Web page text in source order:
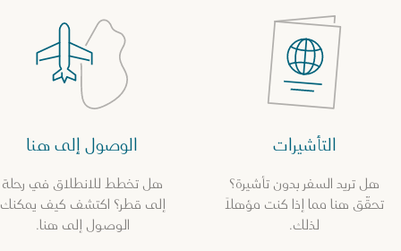
التأشيرات
هل تريد السفر بدون تأشيرة؟
تحقّق هنا مما إذا كنت مؤهلاً
لذلك.
الوصول إلى هنا
هل تخطط للانطلاق في رحلة
إلى قطر؟ اكتشف كيف يمكنك
الوصول إلى هنا.